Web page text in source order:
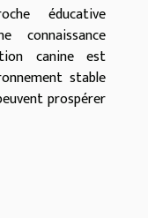
éducative
connaissance
canine est
stable
prospérer